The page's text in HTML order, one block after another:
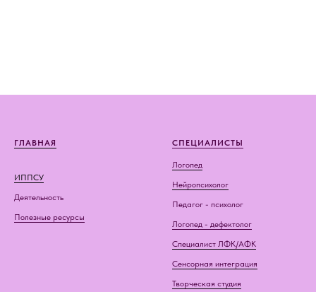
ГЛАВНАЯ
ИППСУ
Деятельность
Полезные ресурсы
СПЕЦИАЛИСТЫ
Логопед
Нейропсихолог
Педагог - психолог
Логопед - дефектолог
Специалист ЛФК/АФК
Сенсорная интеграция
Творческая студия